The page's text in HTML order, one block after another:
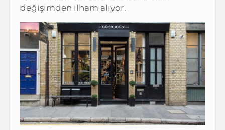
değişimden ilham alıyor.